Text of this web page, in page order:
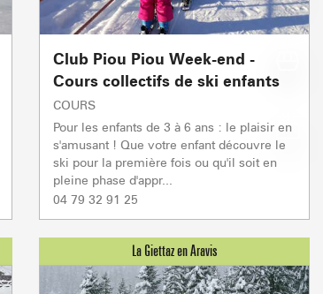
NOTRE DAME DE
Cœur de
SE
Crest Voland Cohennoz
Club Piou Piou Week-end -
Cours collectifs de ski enfants
COURS
Pour les enfants de 3 à 6 ans : le plaisir en
s'amusant ! Que votre enfant découvre le
ski pour la première fois ou qu'il soit en
pleine phase d'appr...
04 79 32 91 25